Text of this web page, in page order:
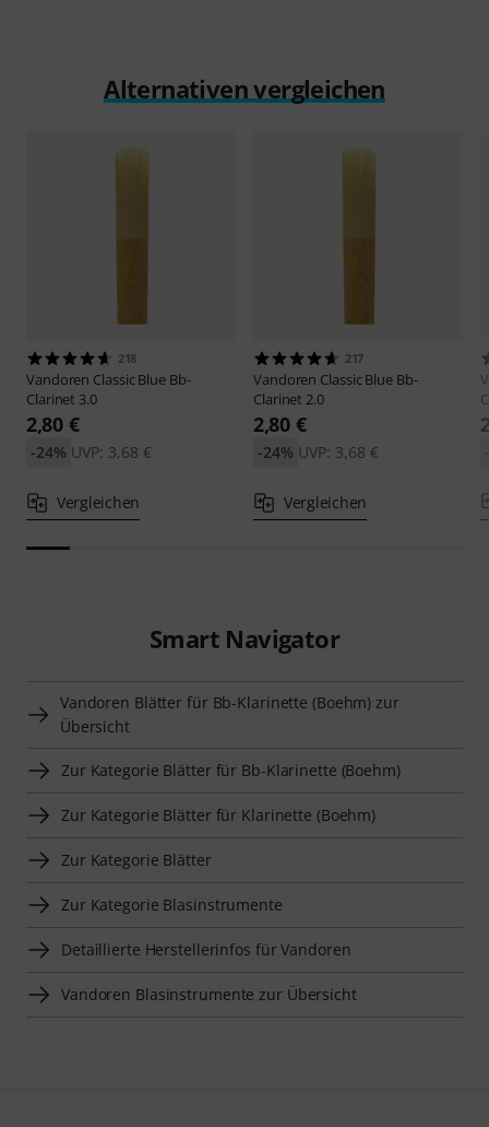
Alternativen vergleichen
218
Vandoren Classic Blue Bb-
Clarinet 3.0
2,80 €
UVP: 3,68 €
-24%
Vergleichen
217
Vandoren Classic Blue Bb-
Clarinet 2.0
2,80 €
UVP: 3,68 €
-24%
Vergleichen
Smart Navigator
Vandoren Blätter für Bb-Klarinette (Boehm) zur
Übersicht
Zur Kategorie Blätter für Bb-Klarinette (Boehm)
Zur Kategorie Blätter für Klarinette (Boehm)
Zur Kategorie Blätter
Zur Kategorie Blasinstrumente
Detaillierte Herstellerinfos für Vandoren
Vandoren Blasinstrumente zur Übersicht